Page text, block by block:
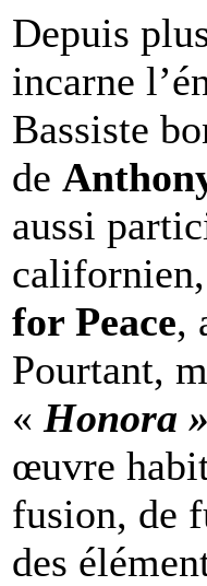
Depuis
incarne
Bassiste
de
aussi
for Peace,
Pourtant,
« Honora »
œuvre
fusion, de
des